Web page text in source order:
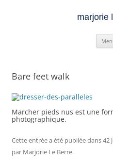
marjorie
Bare feet walk
Marcher pieds nus est une
photographique.
Cette entrée a été publiée dans42
par Marjorie Le Berre.